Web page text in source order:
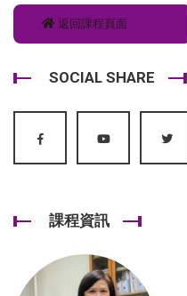
返回課程頁面
SOCIAL SHARE
課程資訊